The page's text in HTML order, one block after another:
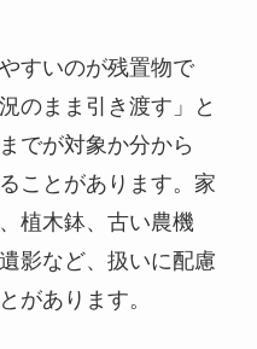
すいのが残置物で
のまま引き渡す」と
でが対象か分から
ことがあります。家
植木鉢、古い農機
影など、扱いに配慮
があります。